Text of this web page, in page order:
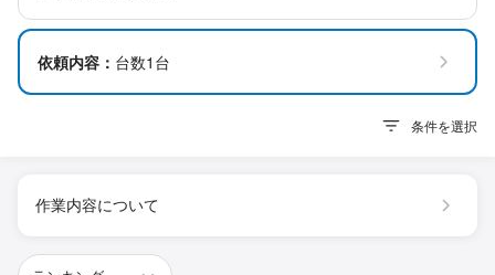
依頼内容： 台数1台
条件を選択
作業内容について